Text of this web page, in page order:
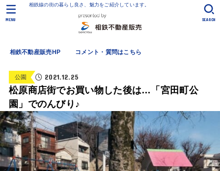
相鉄線の街の暮らし良さ、魅力をご紹介しています。
相鉄不動産販売HP コメント・質問はこちら
SEARCH
MENU
公園 2021.12.25
松原商店街でお買い物した後は…「宮田町公
園」でのんびり♪